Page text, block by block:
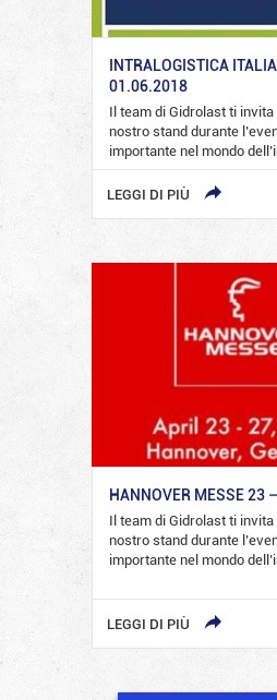
INTRALOGISTICA
01.06.2018
Il team di Gidrolast ti
nostro stand durante
importante nel mondo
LEGGI DI PIÙ
HANNOVER MESSE 23
Il team di Gidrolast ti
nostro stand durante
importante nel mondo
LEGGI DI PIÙ